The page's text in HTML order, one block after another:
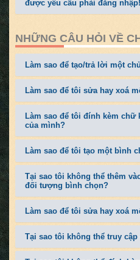
được yêu cầu phải đăng nhập!
NHỮNG CÂU HỎI VỀ
Làm sao để tạo/trả lời một
Làm sao để tôi sửa hay xoá
Làm sao để tôi đính kèm chữ
của mình?
Làm sao để tôi tạo một bình
Tại sao tôi không thể thêm
đối tượng bình chọn?
Làm sao để tôi sửa hay xoá
Tại sao tôi không thể truy